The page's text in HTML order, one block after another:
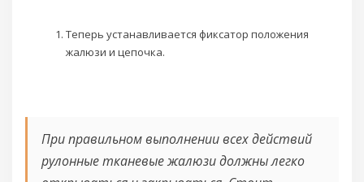
Теперь устанавливается фиксатор положения
жалюзи и цепочка.
При правильном выполнении всех действий
рулонные тканевые жалюзи должны легко